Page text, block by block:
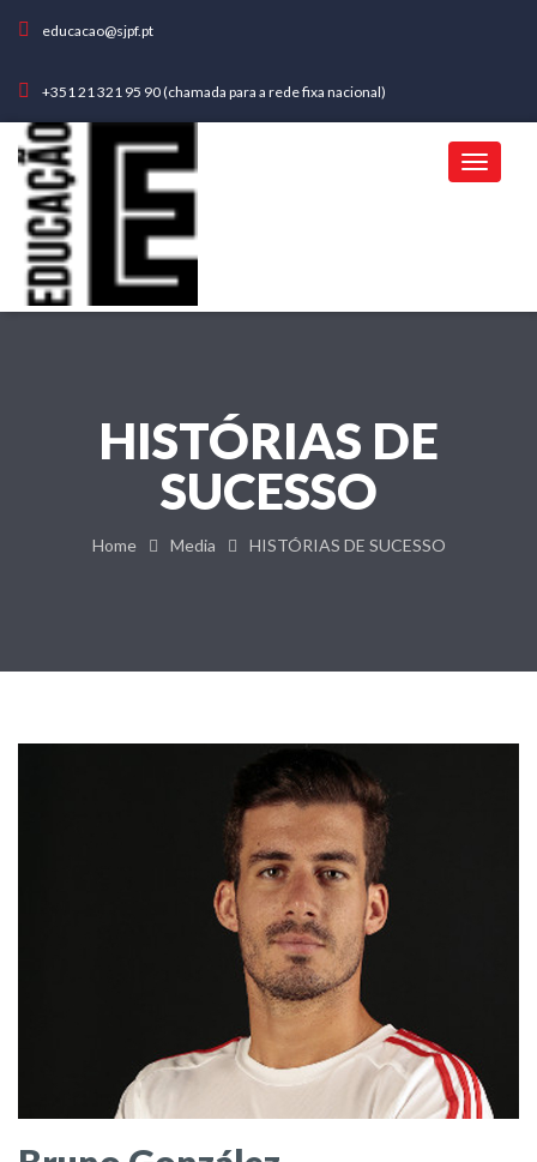
educacao@sjpf.pt
+351 21 321 95 90 (chamada para a rede fixa nacional)
HISTÓRIAS DE
SUCESSO
Home Media HISTÓRIAS DE SUCESSO